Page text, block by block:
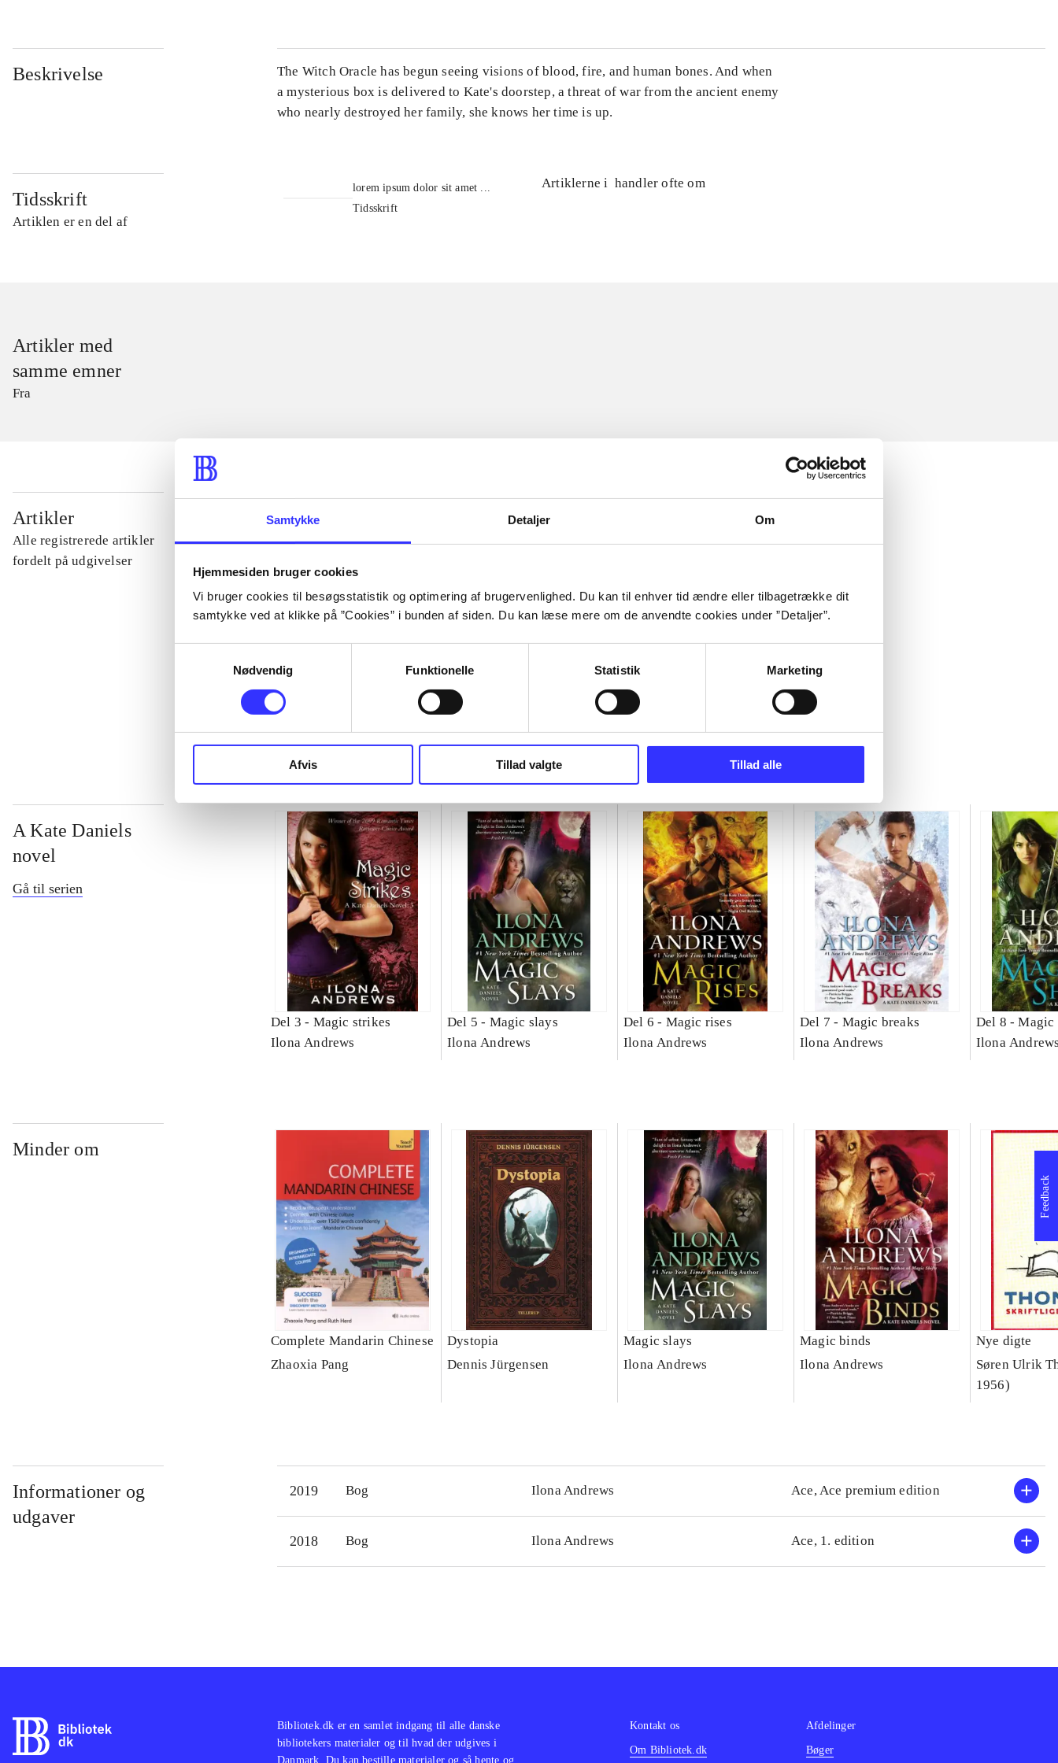
Samtykke Detaljer Om
Hjemmesiden bruger cookies
Vi bruger cookies til besøgsstatistik og optimering af brugervenlighed. Du kan til enhver tid ændre eller tilbagetrække dit
samtykke ved at klikke på ”Cookies” i bunden af siden. Du kan læse mere om de anvendte cookies under ”Detaljer”.
Nødvendig
Funktionelle Statistik Marketing
Afvis Tillad valgte Tillad alle
Beskrivelse
The Witch Oracle has begun seeing visions of blood, fire, and human bones. And when
a mysterious box is delivered to Kate's doorstep, a threat of war from the ancient enemy
who nearly destroyed her family, she knows her time is up.
Tidsskrift
Artiklen er en del af
lorem ipsum dolor sit amet ...
Tidsskrift
Artiklerne i handler ofte om
Artikler med
samme emner
Fra
Artikler
Alle registrerede artikler
fordelt på udgivelser
...
...
A Kate Daniels
novel
Gå til serien
Del 3 - Magic strikes
Ilona Andrews
Del 5 - Magic slays
Ilona Andrews
Del 6 - Magic rises
Ilona Andrews
Del 7 - Magic breaks
Ilona Andrews
Del 8 -Magic
Ilona
Minder om
Complete Mandarin Chinese
Zhaoxia Pang
Dystopia
Dennis Jürgensen
Magic slays
Ilona Andrews
Magic binds
Ilona Andrews
Nye digte
Søren Ulrik
1956)
Informationer og
udgaver
2019 Bog Ilona Andrews Ace, Ace premium edition
2018 Bog Ilona Andrews Ace, 1. edition
Feedback
Bibliotek.dk er en samlet indgang til alle danske
bibliotekers materialer og til hvad der udgives i
Danmark. Du kan bestille materialer og så hente og
Kontakt os
Om Bibliotek.dk
Afdelinger
Bøger